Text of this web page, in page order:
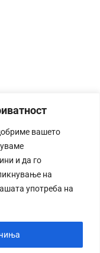
вашето
и да го
на
употреба на